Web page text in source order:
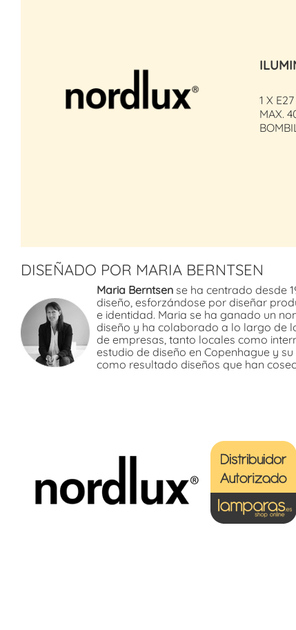
1 X E27
MAX.
DISEÑADO POR MARIA BERNTSEN
Maria Berntsen se ha centrado desde
diseño, esforzándose por diseñar
e identidad. Maria se ha ganado un
diseño y ha colaborado a lo largo de
de empresas, tanto locales como
estudio de diseño en Copenhague y
como resultado diseños que han